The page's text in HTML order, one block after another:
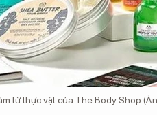
từ thực vật của The Body Shop